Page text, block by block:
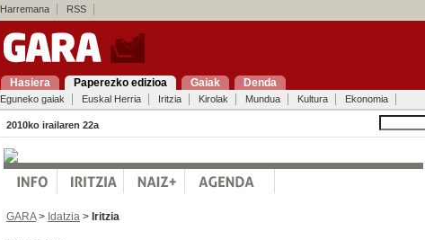
Harremana RSS
Hasiera Paperezko edizioa Gaiak Denda
Eguneko gaiak Euskal Herria Iritzia Kirolak Mundua Kultura Ekonomia
2010ko irailaren 22a
GARA> Idatzia > Iritzia